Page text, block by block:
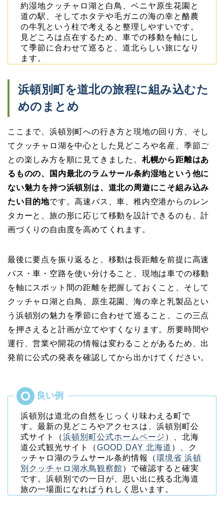
約湿地クッチャロ湖と白鳥、ベニヤ原生花園と
道の駅、そしてホタテや毛ガニの海の幸と酪農
の牛乳という柱で考えると整理しやすいです。
見どころは点在するため、車での移動を軸にし
て季節に合わせて巡ると、道北らしい旅になり
ます。
浜頓別町を道北の旅程に組み込むた
めのまとめ
ここまで、浜頓別町への行き方と現地の回り方、そし
てクッチャロ湖を中心とした見どころや名産、季節ご
との楽しみ方を順に見てきました。 札幌から距離はあ
るものの、国内最北のラムサール条約湿地という他に
ない魅力を持つ浜頓別は、道北の周遊にこそ組み込み
たい目的地です。高速バス、車、稚内空港からのレン
タカーと、旅の形に応じて移動を設計できるのも、計
画づくりの自由度を高めてくれます。
最後に要点を振り返ると、移動は長距離を前提に高速
バス・車・空路を使い分けること、現地は車での移動
を軸にスポット間の距離を把握しておくこと、そして
クッチャロ湖と白鳥、原生花園、海の幸と乳製品とい
う浜頓別の魅力を季節に合わせて巡ること、この三点
を押さえると計画が立てやすくなります。所要時間や
運行、営業や開花の情報は変わることがあるため、出
発前に公式の発表を確認してから出かけてください。
浜頓別は道北の自然をじっくり味わえる町で
す。最新の見どころやアクセスは、浜頓別町公
式サイト（浜頓別町公式ホームページ ）、北海
道公式観光サイト（GOOD DAY 北海道 ）、ク
ッチャロ湖のラムサール条約情報（環境省 浜頓
別クッチャロ湖水鳥観察館）で確認すると確実
です。浜頓別での一日が、思い出に残る北海道
旅の一場面になればうれしく思います。